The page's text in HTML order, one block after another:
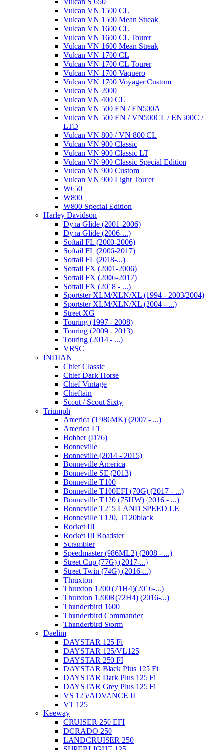
Vulcan S 650
Vulcan VN 1500 CL
Vulcan VN 1500 Mean Streak
Vulcan VN 1600 CL
Vulcan VN 1600 CL Tourer
Vulcan VN 1600 Mean Streak
Vulcan VN 1700 CL
Vulcan VN 1700 CL Tourer
Vulcan VN 1700 Vaquero
Vulcan VN 1700 Voyager Custom
Vulcan VN 2000
Vulcan VN 400 CL
Vulcan VN 500 EN / EN500A
Vulcan VN 500 EN / VN500CL / EN500C /
LTD
Vulcan VN 800 / VN 800 CL
Vulcan VN 900 Classic
Vulcan VN 900 Classic LT
Vulcan VN 900 Classic Special Edition
Vulcan VN 900 Custom
Vulcan VN 900 Light Tourer
W650
W800
W800 Special Edition
Harley Davidson
Dyna Glide (2001-2006)
Dyna Glide (2006-...)
Softail FL (2000-2006)
Softail FL (2006-2017)
Softail FL (2018-...)
Softail FX (2001-2006)
Softail FX (2006-2017)
Softail FX (2018 - ...)
Sportster XLM/XLN/XL (1994 - 2003/2004)
Sportster XLM/XLN/XL (2004 - ...)
Street XG
Touring (1997 - 2008)
Touring (2009 - 2013)
Touring (2014 - ...)
VRSC
INDIAN
Chief Classic
Chief Dark Horse
Chief Vintage
Chieftain
Scout / Scout Sixty
Triumph
America (T986MK) (2007 - ...)
America LT
Bobber (D76)
Bonneville
Bonneville (2014 - 2015)
Bonneville America
Bonneville SE (2013)
Bonneville T100
Bonneville T100EFI (70G) (2017 - ...)
Bonneville T120 (75HW) (2016 - ...)
Bonneville T215 LAND SPEED LE
Bonneville T120, T120black
Rocket III
Rocket III Roadster
Scrambler
Speedmaster (986ML2) (2008 - ...)
Street Cup (77G) (2017-...)
Street Twin (74G) (2016-...)
Thruxton
Thruxton 1200 (71H4)(2016-...)
Thruxton 1200R(72H4) (2016-...)
Thunderbird 1600
Thunderbird Commander
Thunderbird Storm
Daelim
DAYSTAR 125 Fi
DAYSTAR 125/VL125
DAYSTAR 250 FI
DAYSTAR Black Plus 125 Fi
DAYSTAR Dark Plus 125 Fi
DAYSTAR Grey Plus 125 Fi
VS 125/ADVANCE II
VT 125
Keeway
CRUISER 250 EFI
DORADO 250
LANDCRUISER 250